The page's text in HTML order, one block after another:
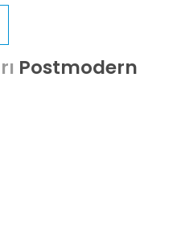
Postmodern